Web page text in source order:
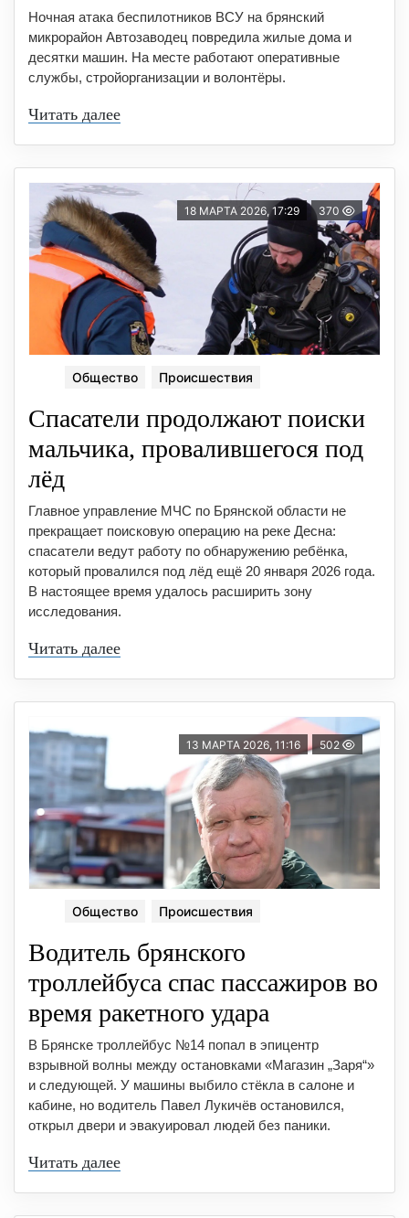
Ночная атака беспилотников ВСУ на брянский
микрорайон Автозаводец повредила жилые дома и
десятки машин. На месте работают оперативные
службы, стройорганизации и волонтёры.
Читать далее
18 МАРТА 2026, 17:29 370
Общество Происшествия
Спасатели продолжают поиски
мальчика, провалившегося под
лёд
Главное управление МЧС по Брянской области не
прекращает поисковую операцию на реке Десна:
спасатели ведут работу по обнаружению ребёнка,
который провалился под лёд ещё 20 января 2026 года.
В настоящее время удалось расширить зону
исследования.
Читать далее
13 МАРТА 2026, 11:16 502
Общество Происшествия
Водитель брянского
троллейбуса спас пассажиров во
время ракетного удара
В Брянске троллейбус №14 попал в эпицентр
взрывной волны между остановками «Магазин „Заря“»
и следующей. У машины выбило стёкла в салоне и
кабине, но водитель Павел Лукичёв остановился,
открыл двери и эвакуировал людей без паники.
Читать далее